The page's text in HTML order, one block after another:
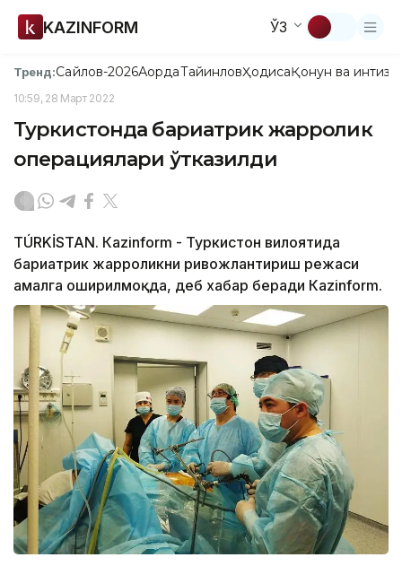
KAZINFORM ЎЗ
Тренд:Сайлов-2026АқордаТайинловҲодисаҚонун ва
10:59, 28 Март 2022
Туркистонда бариатрик жарроҳлик
операциялари ўтказилди
TÚRKİSTAN. Кazinform - Туркистон вилоятида
бариатрик жарроҳликни ривожлантириш режаси
амалга оширилмоқда, деб хабар беради Кazinform.